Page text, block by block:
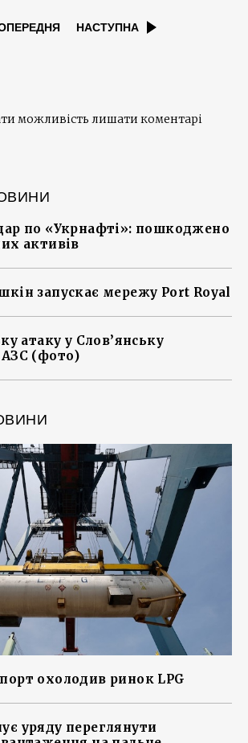
НАСТУПНА
можливість лишати коментарі
по «Укрнафті»: пошкоджено
активів
запускає мережу Port Royal
атаку у Слов’янську
АЗС (фото)
охолодив ринок LPG
уряду переглянути